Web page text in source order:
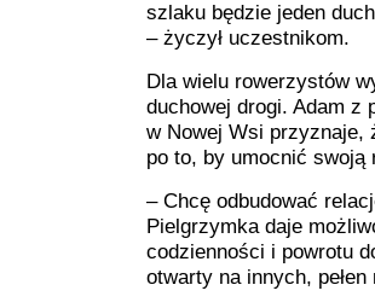
szlaku będzie jeden
– życzył uczestnikom.
Dla wielu rowerzystów
duchowej drogi. Adam z
w Nowej Wsi przyznaje,
po to, by umocnić
– Chcę odbudować
Pielgrzymka daje
codzienności i powrotu
otwarty na innych, pełen